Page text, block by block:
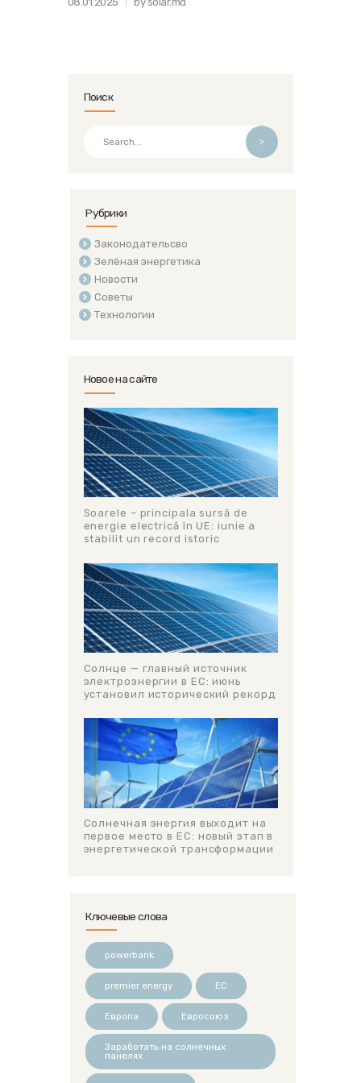
Поиск
>
Рубрики
Законодательсво
Зелёная энергетика
Новости
Советы
Технологии
Новое на сайте
Soarele – principala sursă de
energie electrică în UE: iunie a
stabilit un record istoric
Солнце — главный источник
электроэнергии в ЕС: июнь
установил исторический рекорд
Солнечная энергия выходит на
первое место в ЕС: новый этап в
энергетической трансформации
Ключевые слова
powerbank
premier energy ЕС
Европа Евросоюз
Заработать на солнечных
панелях